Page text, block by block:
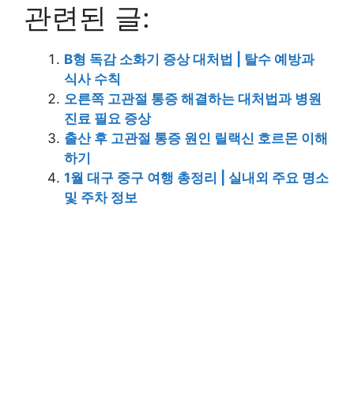
관련된 글:
B형 독감 소화기 증상 대처법 | 탈수 예방과
식사 수칙
오른쪽 고관절 통증 해결하는 대처법과 병원
진료 필요 증상
출산 후 고관절 통증 원인 릴랙신 호르몬 이해
하기
1월 대구 중구 여행 총정리 | 실내외 주요 명소
및 주차 정보